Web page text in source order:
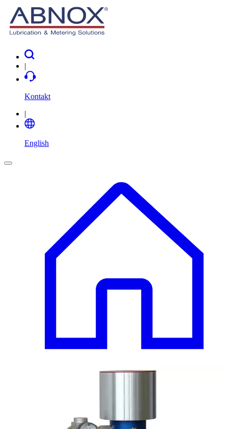
|
Kontakt
|
English